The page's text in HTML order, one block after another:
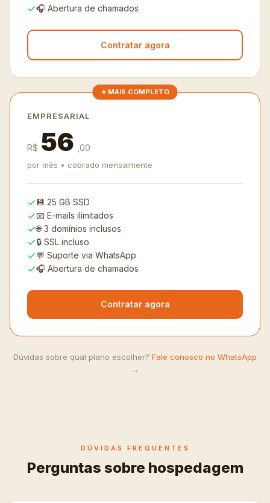
🎧 Abertura de chamados
Contratar agora
⭐ MAIS COMPLETO
EMPRESARIAL
R$ 56 ,00
por mês • cobrado mensalmente
💾 25 GB SSD
📧 E-mails ilimitados
🌐 3 domínios inclusos
🔒 SSL incluso
💬 Suporte via WhatsApp
🎧 Abertura de chamados
Contratar agora
Dúvidas sobre qual plano escolher? Fale conosco no WhatsApp
→
DÚVIDAS FREQUENTES
Perguntas sobre hospedagem